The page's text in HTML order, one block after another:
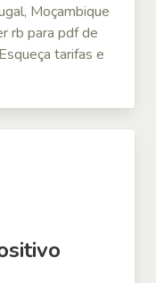
Moçambique
rb para pdf de
tarifas e